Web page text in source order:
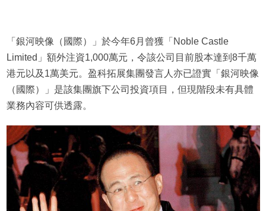
「銀河映像（國際）」於今年6月曾獲「Noble Castle
Limited」額外注資1,000萬元，令該公司目前股本達到8千萬
港元以及1萬美元。盈科拓展集團發言人亦已證實「銀河映像
（國際）」是該集團旗下公司投資項目，但現階段未有具體
業務內容可供透露。